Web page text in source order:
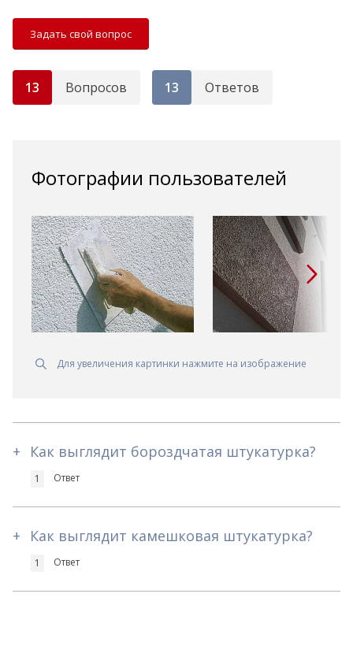
13 Вопросов 13 Ответов
Задать свой вопрос
Фотографии пользователей
Для увеличения картинки нажмите на изображение
+ Как выглядит бороздчатая штукатурка?
1 Ответ
+ Как выглядит камешковая штукатурка?
1 Ответ